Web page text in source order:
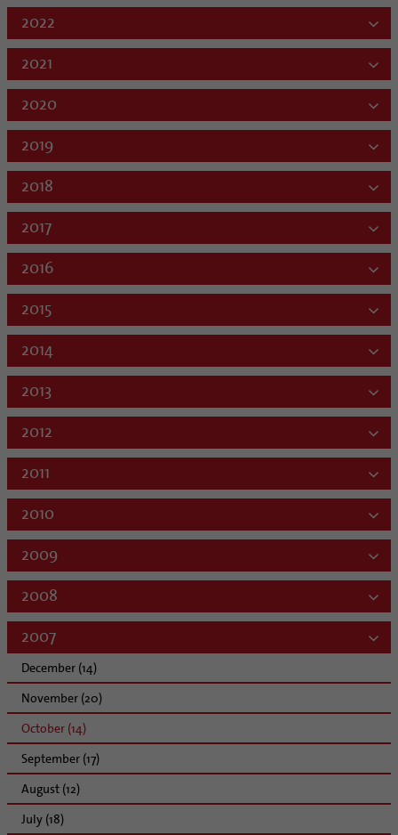
2022
2021
2020
2019
2018
2017
2016
2015
2014
2013
2012
2011
2010
2009
2008
2007
December (14)
November (20)
October (14)
September (17)
August (12)
July (18)